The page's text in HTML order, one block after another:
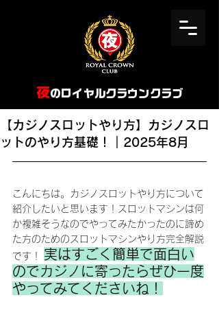
​夜のロイヤルクラウンクラブ
【カジノスロットやり方】カジノスロ
ットのやり方基礎！｜2025年8月
こんにちは。カジノスロットやり方について
紹介したいと思います！スロットマシンは何
か複雑そうなのでやってみたかったのに諦め
た方のためのスロットマシンやり方完全解説
です！ 実はすごく簡単で面白い
のでカジノに寄ったらぜひ一度
やってみてくださいね！